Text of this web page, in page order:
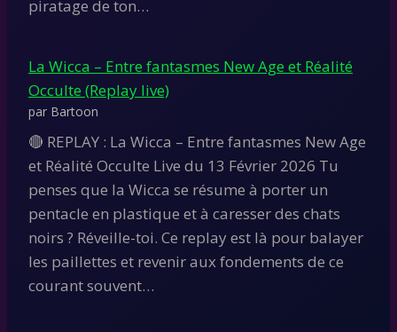
piratage de ton…
La Wicca – Entre fantasmes New Age et Réalité
Occulte (Replay live)
par Bartoon
🔴 REPLAY : La Wicca – Entre fantasmes New Age
et Réalité Occulte Live du 13 Février 2026 Tu
penses que la Wicca se résume à porter un
pentacle en plastique et à caresser des chats
noirs ? Réveille-toi. Ce replay est là pour balayer
les paillettes et revenir aux fondements de ce
courant souvent…